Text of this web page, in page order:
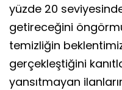
yüzde 20
getireceğini
temizliğin
gerçekleştiğini
yansıtmayan